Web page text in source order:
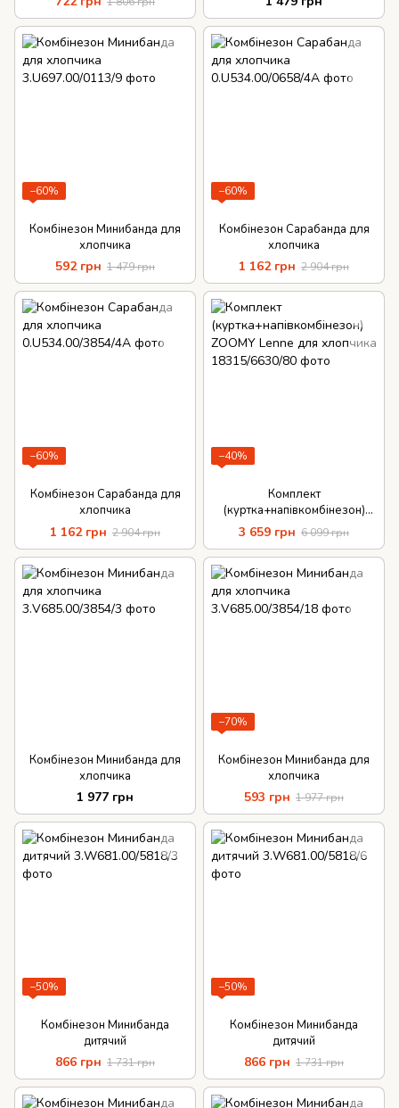
−60%
Комбінезон Минибанда для
хлопчика
592 грн 1 479 грн
−60%
Комбінезон Сарабанда для
хлопчика
1 162 грн 2 904 грн
−60%
Комбінезон Сарабанда для
хлопчика
1 162 грн 2 904 грн
−40%
Комплект
(куртка+напівкомбінезон)
ZOOMY Lenne для хлопчика
3 659 грн 6 099 грн
Комбінезон Минибанда для
хлопчика
1 977 грн
−70%
Комбінезон Минибанда для
хлопчика
593 грн 1 977 грн
−50%
Комбінезон Минибанда
дитячий
866 грн 1 731 грн
−50%
Комбінезон Минибанда
дитячий
866 грн 1 731 грн